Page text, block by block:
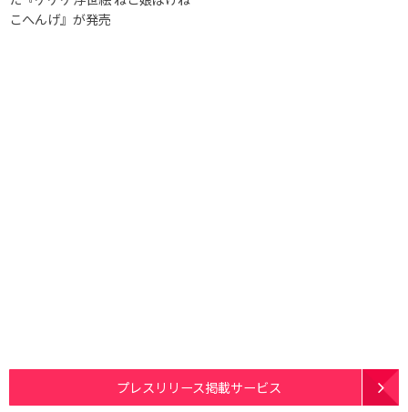
こへんげ』が発売
プレスリリース掲載サービス